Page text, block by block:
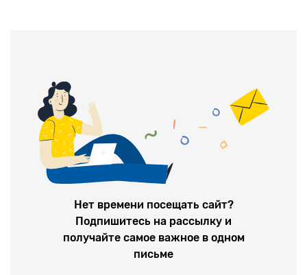
Нет времени посещать сайт?
Подпишитесь на рассылку и
получайте самое важное в одном
письме